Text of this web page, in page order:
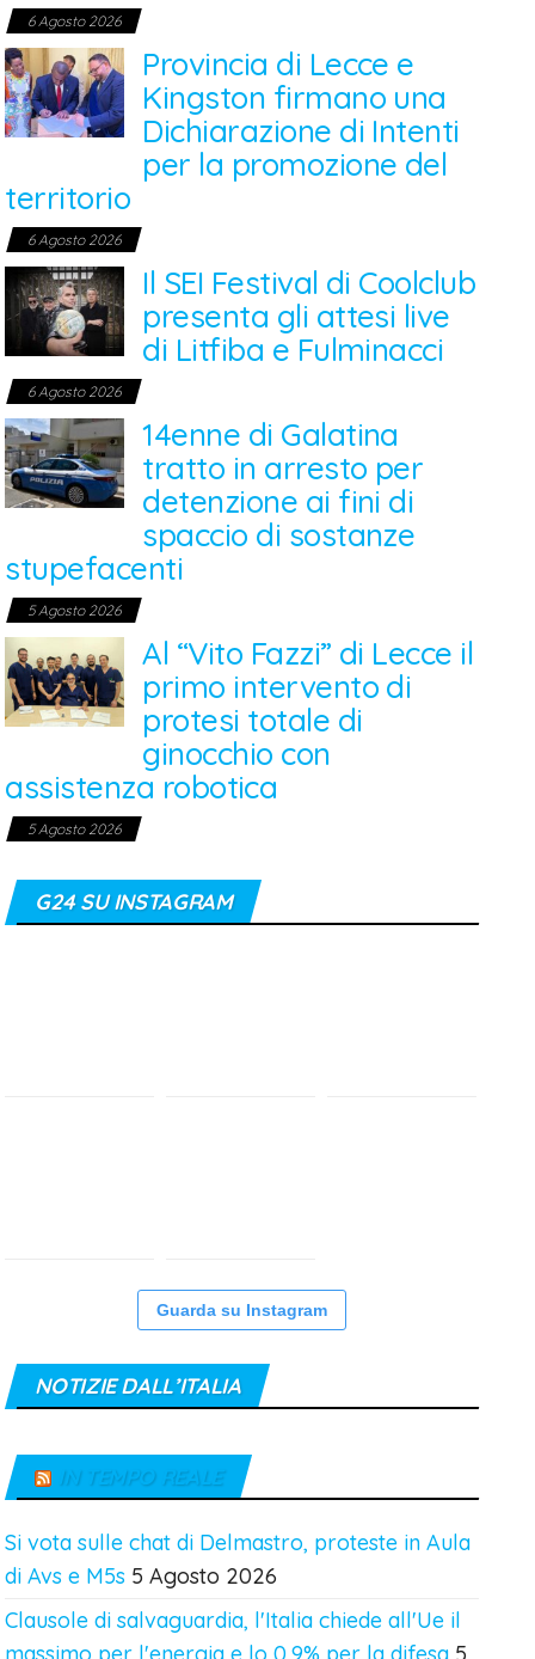
6 Agosto 2026
Provincia di Lecce e
Kingston firmano una
Dichiarazione di Intenti
per la promozione del
territorio
6 Agosto 2026
Il SEI Festival di Coolclub
presenta gli attesi live
di Litfiba e Fulminacci
6 Agosto 2026
14enne di Galatina
tratto in arresto per
detenzione ai fini di
spaccio di sostanze
stupefacenti
5 Agosto 2026
Al “Vito Fazzi” di Lecce il
primo intervento di
protesi totale di
ginocchio con
assistenza robotica
5 Agosto 2026
G24 SU INSTAGRAM
Guarda su Instagram
NOTIZIE DALL’ITALIA
IN TEMPO REALE
Si vota sulle chat di Delmastro, proteste in Aula
di Avs e M5s 5 Agosto 2026
Clausole di salvaguardia, l'Italia chiede all'Ue il